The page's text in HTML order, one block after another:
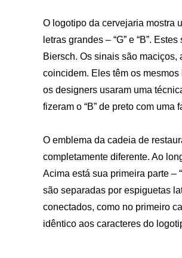
O logotipo da cervejaria mostra
letras grandes – “G” e “B”.
Biersch. Os sinais são
coincidem. Eles têm os
os designers usaram uma
fizeram o “B” de preto com
O emblema da cadeia de
completamente diferente. Ao
Acima está sua primeira parte –
são separadas por espiguetas
conectados, como no primeiro
idêntico aos caracteres do